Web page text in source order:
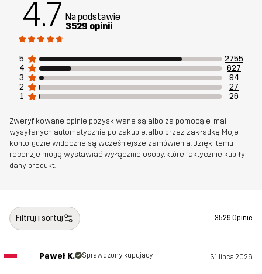
4.7 Na podstawie
3529 opinii
5
2755
4
627
3
94
2
27
1
26
Zweryfikowane opinie pozyskiwane są albo za pomocą e-maili
wysyłanych automatycznie po zakupie, albo przez zakładkę Moje
konto, gdzie widoczne są wcześniejsze zamówienia. Dzięki temu
recenzje mogą wystawiać wyłącznie osoby, które faktycznie kupiły
dany produkt.
Filtruj i sortuj 3529 Opinie
Paweł K. Sprawdzony kupujący 31 lipca 2026